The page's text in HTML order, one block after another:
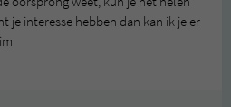
je interesse hebben dan kan ik je er